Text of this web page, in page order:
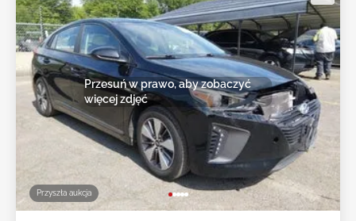
Przyszła aukcja
Przesuń w prawo, aby zobaczyć
więcej zdjęć